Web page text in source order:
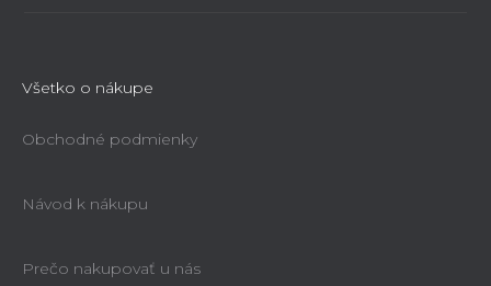
Všetko o nákupe
Obchodné podmienky
Návod k nákupu
Prečo nakupovať u nás